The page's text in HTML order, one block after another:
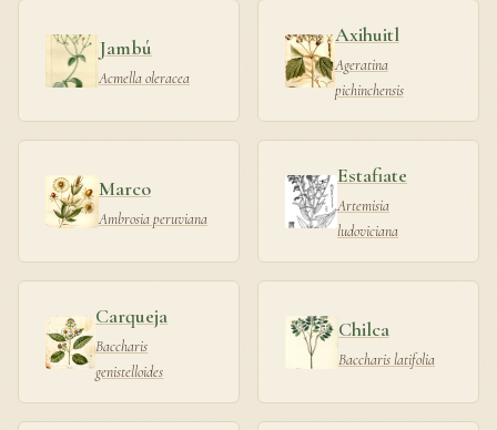
Jambú
Acmella oleracea
Axihuitl
Ageratina
pichinchensis
Marco
Ambrosia peruviana
Estafiate
Artemisia
ludoviciana
Carqueja
Baccharis
genistelloides
Chilca
Baccharis latifolia